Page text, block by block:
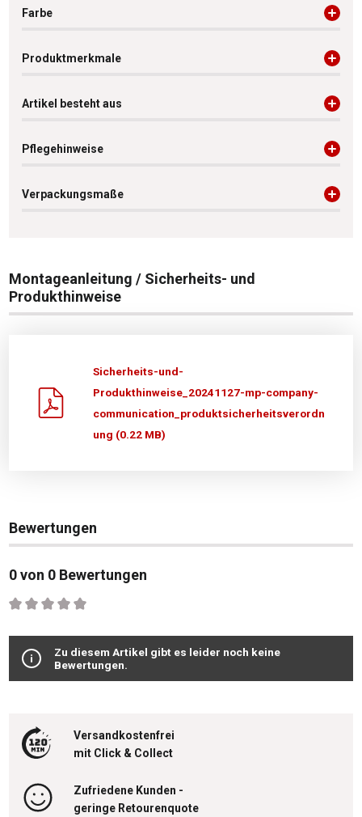
Farbe
Produktmerkmale
Artikel besteht aus
Pflegehinweise
Verpackungsmaße
Montageanleitung / Sicherheits- und
Produkthinweise
Sicherheits-und-
Produkthinweise_20241127-mp-company-
communication_produktsicherheitsverordn
ung (0.22 MB)
Bewertungen
0 von 0 Bewertungen
Durchschnittliche Bewertung von 0 von 5 Sternen
Zu diesem Artikel gibt es leider noch keine
Bewertungen.
Versandkostenfrei
mit Click & Collect
Zufriedene Kunden -
geringe Retourenquote